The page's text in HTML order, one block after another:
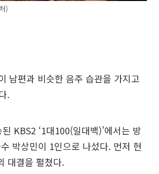
)
남편과 비슷한 음주 습관을 가지고
.
KBS2 ‘1대100(일대백)’에서는 방
박상민이 1인으로 나섰다. 먼저 현
대결을 펼쳤다.